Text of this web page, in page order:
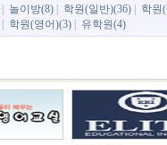
놀이방(8) 학원(일반)(36)
학원
학원(영어)(3) 유학원(4)